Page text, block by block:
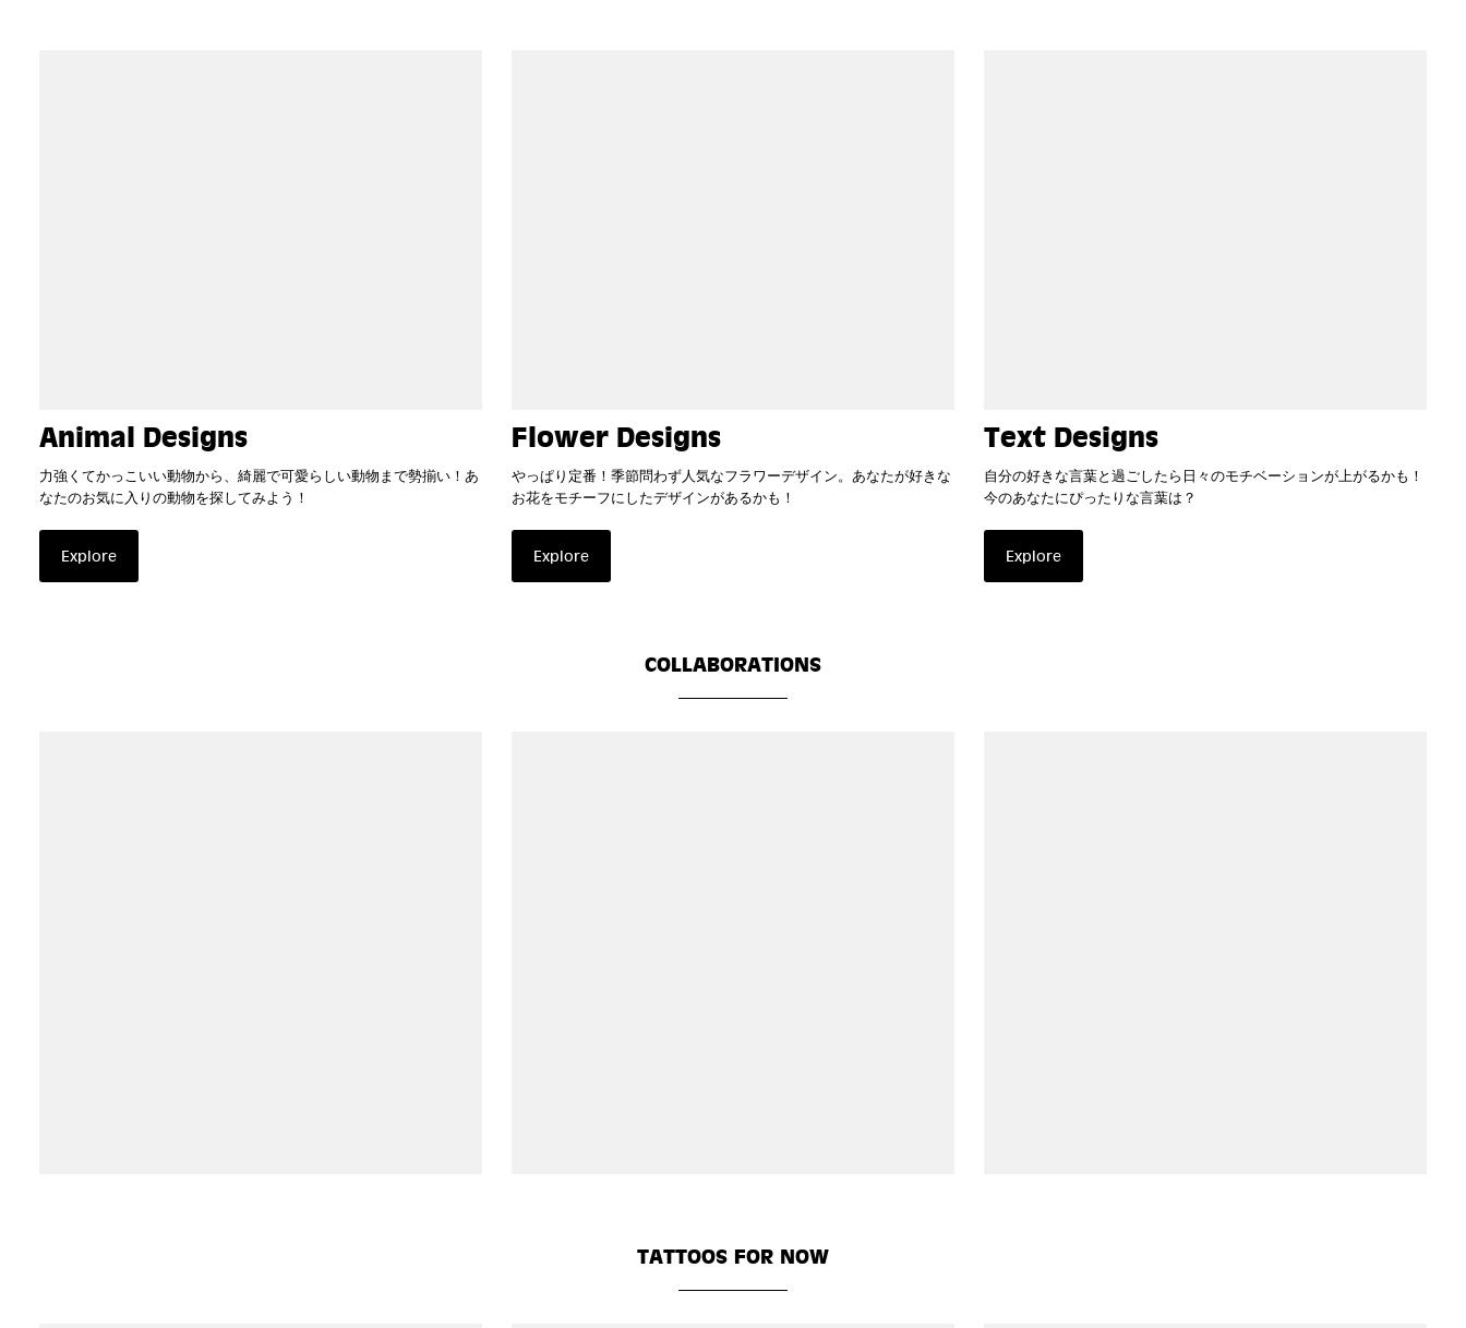
Animal Designs
力強くてかっこいい動物から、綺麗で可愛らしい動物まで勢揃い！あ
なたのお気に入りの動物を探してみよう！
Explore
Flower Designs
やっぱり定番！季節問わず人気なフラワーデザイン。あなたが好きな
お花をモチーフにしたデザインがあるかも！
Explore
Text Designs
自分の好きな言葉と過ごしたら日々のモチベーションが上がるかも！
今のあなたにぴったりな言葉は？
Explore
COLLABORATIONS
TATTOOS FOR NOW